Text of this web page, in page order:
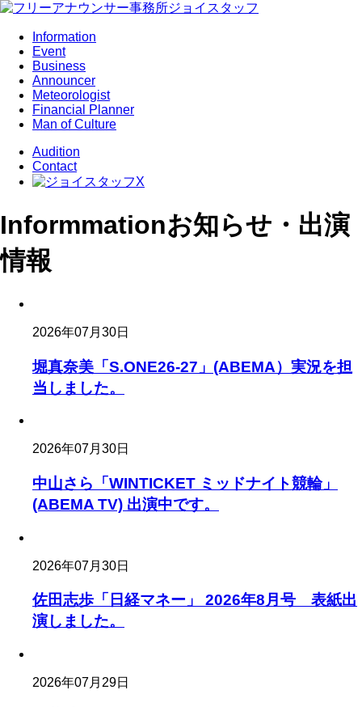
Information
Event
Business
Announcer
Meteorologist
Financial Planner
Man of Culture
Audition
Contact
Informmationお知らせ・出演
情報
2026年07月30日
堀真奈美「S.ONE26-27」(ABEMA）実況を担
当しました。
2026年07月30日
中山さら「WINTICKET ミッドナイト競輪」
(ABEMA TV) 出演中です。
2026年07月30日
佐田志歩「日経マネー」 2026年8月号 表紙出
演しました。
2026年07月29日